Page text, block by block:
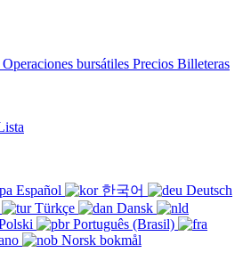
Operaciones bursátiles Precios Billeteras
Español 한국어
Deutsch
Türkçe
Dansk
Português (Brasil)
Norsk bokmål